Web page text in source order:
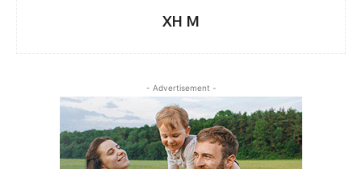
XH M
- Advertisement -